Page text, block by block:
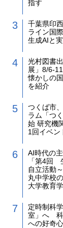
指す
千葉県印
ライン国
生成AIと
光村図書
展」8/6-
懐かしの
を紹介
つくば市
ラム「つ
始 研究機
1回イベン
AI時代の
「第4回
自立活動
丸中学校
大学教育
定時制科
室」へ 科
への好奇心